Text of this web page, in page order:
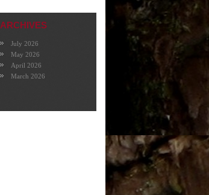
ARCHIVES
July 2026
May 2026
April 2026
March 2026